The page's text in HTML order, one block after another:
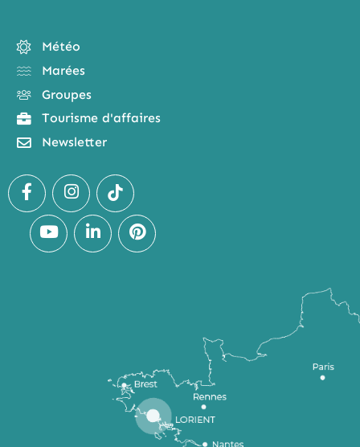
Météo
Marées
Groupes
Tourisme d'affaires
Newsletter